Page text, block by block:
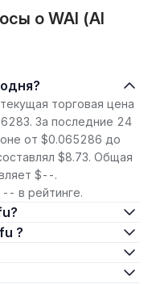
о WAI (AI
торговая цена
За последние 24
от $0.065286 до
$8.73. Общая
$--.
в рейтинге.
?